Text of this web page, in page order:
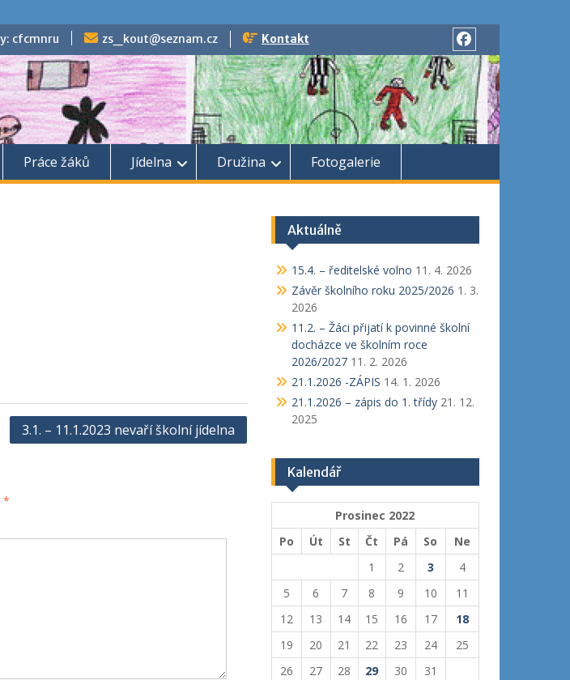
cfcmnru zs_kout@seznam.cz
Kontakt
Facebook
Práce žáků Jídelna Družina Fotogalerie
3.1. – 11.1.2023 nevaří školní jídelna
*
Aktuálně
15.4. – ředitelské volno 11. 4. 2026
Závěr školního roku 2025/2026 1. 3.
2026
11.2. – Žáci přijatí k povinné školní
docházce ve školním roce
2026/2027 11. 2. 2026
21.1.2026 -ZÁPIS 14. 1. 2026
21.1.2026 – zápis do 1. třídy 21. 12.
2025
Kalendář
Prosinec 2022
Po
Út St Čt Pá So
Ne
1
2 3
4
5
6 7 8 9 10
11
12
13 14 15 16 17
18
19
20 21 22 23 24
25
26
27 28 29 30 31